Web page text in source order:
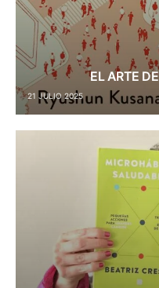
EL ARTE
21 JULIO 2025